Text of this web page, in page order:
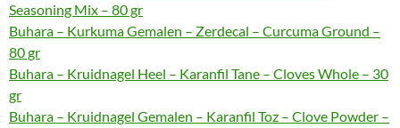
Seasoning Mix – 80 gr
Buhara – Kurkuma Gemalen – Zerdecal – Curcuma Ground –
80 gr
Buhara – Kruidnagel Heel – Karanfil Tane – Cloves Whole – 30
gr
Buhara – Kruidnagel Gemalen – Karanfil Toz – Clove Powder –